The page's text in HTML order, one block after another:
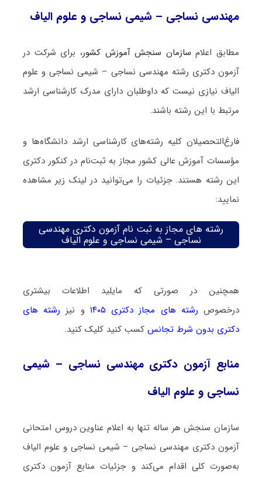
مهندسی نساجی – شیمی نساجی و علوم الیاف
مطابق اعلام سازمان سنجش آموزش کشور، برای شرکت در
آزمون دکتری رشته مهندسی نساجی – شیمی نساجی و علوم
الیاف نیازی نیست که داوطلبان دارای مدرک کارشناسی ارشد
مرتبط با این رشته باشند.
فارغ‌‌التحصیلان کلیه رشته‌های کارشناسی ارشد دانشگاه‌ها و
مؤسسات آموزش عالی کشور مجاز به ثبت‌نام در کنکور دکتری
این رشته هستند. جزئیات را می‌توانید در لینک زیر مشاهده
نمایید:
رشته های مجاز به ثبت نام آزمون دکتری مهندسی
نساجی – شیمی نساجی و علوم الیاف
همچنین در صورتی که مایلید اطلاعات بیشتری
درخصوص رشته های مجاز دکتری ۱۴۰۵ و نیز رشته های
دکتری بدون شرط تجانسکسب کنید کلیک کنید.
منابع آزمون دکتری مهندسی نساجی – شیمی
نساجی و علوم الیاف
سازمان سنجش هر ساله تنها به اعلام عناوین دروس امتحانی
آزمون دکتری مهندسی نساجی – شیمی نساجی و علوم الیاف
به‌صورت کلی اقدام می‌کند و جزئیات منابع آزمون دکتری